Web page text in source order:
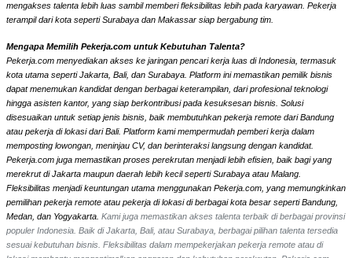
mengakses talenta lebih luas sambil memberi fleksibilitas lebih pada karyawan. Pekerja
terampil dari kota seperti Surabaya dan Makassar siap bergabung tim.
Mengapa Memilih Pekerja.com untuk Kebutuhan Talenta?
Pekerja.com menyediakan akses ke jaringan pencari kerja luas di Indonesia, termasuk
kota utama seperti Jakarta, Bali, dan Surabaya. Platform ini memastikan pemilik bisnis
dapat menemukan kandidat dengan berbagai keterampilan, dari profesional teknologi
hingga asisten kantor, yang siap berkontribusi pada kesuksesan bisnis. Solusi
disesuaikan untuk setiap jenis bisnis, baik membutuhkan pekerja remote dari Bandung
atau pekerja di lokasi dari Bali. Platform kami mempermudah pemberi kerja dalam
memposting lowongan, meninjau CV, dan berinteraksi langsung dengan kandidat.
Pekerja.com juga memastikan proses perekrutan menjadi lebih efisien, baik bagi yang
merekrut di Jakarta maupun daerah lebih kecil seperti Surabaya atau Malang.
Fleksibilitas menjadi keuntungan utama menggunakan Pekerja.com, yang memungkinkan
pemilihan pekerja remote atau pekerja di lokasi di berbagai kota besar seperti Bandung,
Medan, dan Yogyakarta. Kami juga memastikan akses talenta terbaik di berbagai provinsi
populer Indonesia. Baik di Jakarta, Bali, atau Surabaya, berbagai pilihan talenta tersedia
sesuai kebutuhan bisnis. Fleksibilitas dalam mempekerjakan pekerja remote atau di